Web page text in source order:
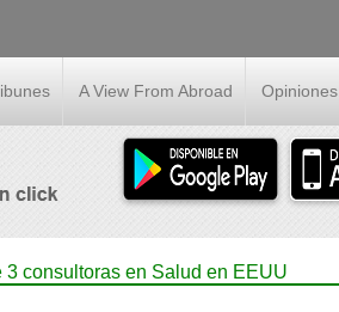
A View From Abroad Opiniones
3 consultoras en Salud en EEUU